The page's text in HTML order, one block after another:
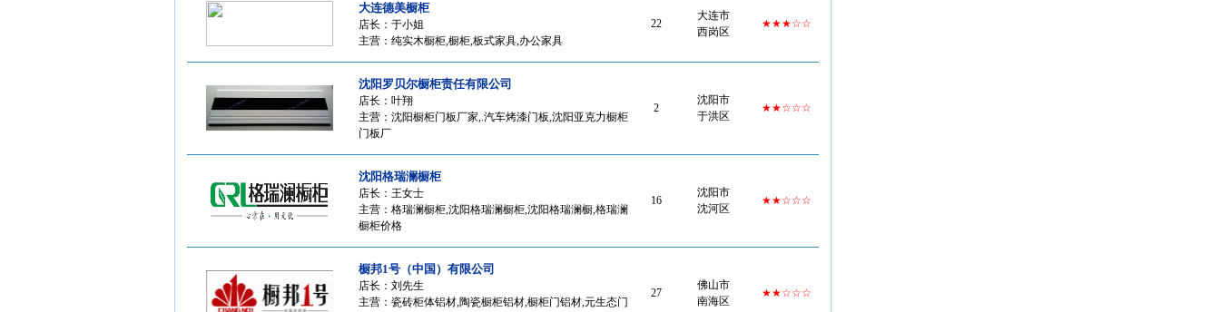
大连德美橱柜
店长：于小姐
主营：纯实木橱柜,橱柜,板式家具,办公家具
22
大连市
西岗区
★★★☆☆
沈阳罗贝尔橱柜责任有限公司
店长：叶翔
主营：沈阳橱柜门板厂家,.汽车烤漆门板,沈阳亚克力橱柜
门板厂
2
沈阳市
于洪区
★★☆☆☆
沈阳格瑞澜橱柜
店长：王女士
主营：格瑞澜橱柜,沈阳格瑞澜橱柜,沈阳格瑞澜橱,格瑞澜
橱柜价格
16
沈阳市
沈河区
★★☆☆☆
橱邦1号（中国）有限公司
店长：刘先生
主营：瓷砖柜体铝材,陶瓷橱柜铝材,橱柜门铝材,元生态门
27
佛山市
南海区
★★☆☆☆